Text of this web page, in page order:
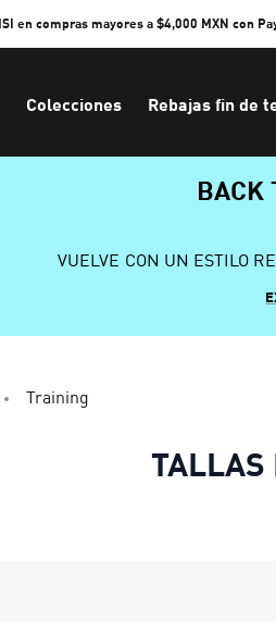
en compras mayores a $4,000 MXN con
Colecciones Rebajas fin de
BACK
VUELVE CON UN ESTILO
Training
TALLAS